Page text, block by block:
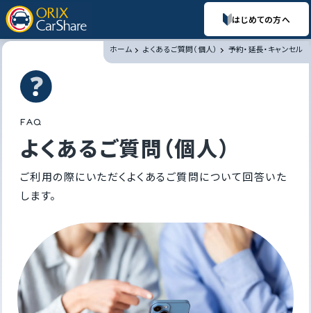
はじめての方へ
ホーム よくあるご質問（個人） 予約・延長・キャンセル
FAQ
よくあるご質問（個人）
ご利用の際にいただくよくあるご質問について回答いた
します。